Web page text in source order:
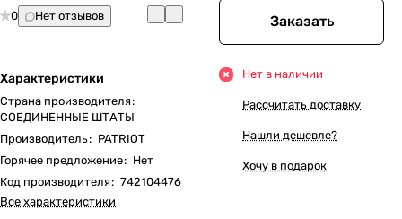
0 Нет отзывов
Характеристики
Страна производителя:
СОЕДИНЕННЫЕ ШТАТЫ
Производитель: PATRIOT
Горячее предложение: Нет
Код производителя: 742104476
Все характеристики
Заказать
Нет в наличии
Рассчитать доставку
Нашли дешевле?
Хочу в подарок